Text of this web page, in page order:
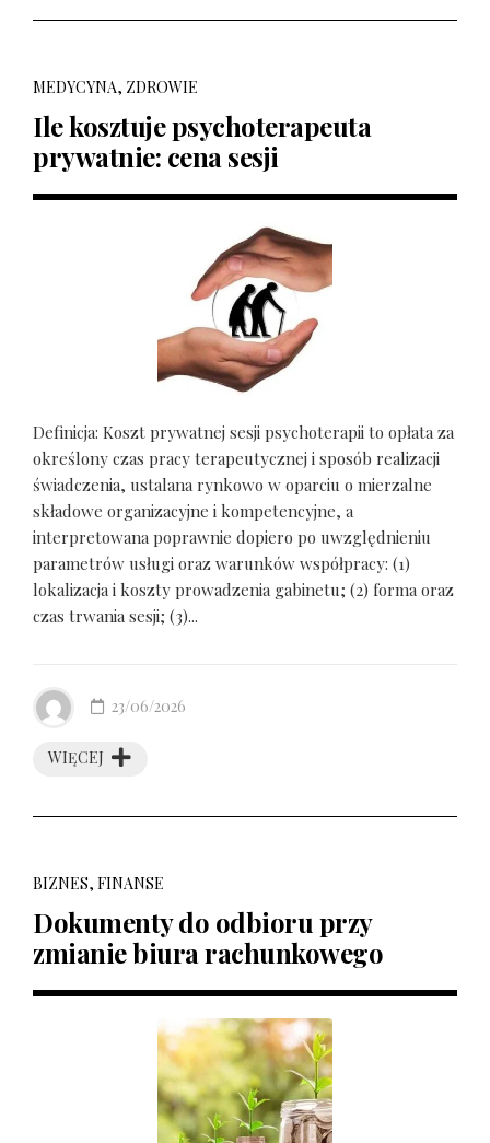
MEDYCYNA, ZDROWIE
Ile kosztuje psychoterapeuta
prywatnie: cena sesji
Definicja: Koszt prywatnej sesji psychoterapii to opłata za
określony czas pracy terapeutycznej i sposób realizacji
świadczenia, ustalana rynkowo w oparciu o mierzalne
składowe organizacyjne i kompetencyjne, a
interpretowana poprawnie dopiero po uwzględnieniu
parametrów usługi oraz warunków współpracy: (1)
lokalizacja i koszty prowadzenia gabinetu; (2) forma oraz
czas trwania sesji; (3)...
WIĘCEJ
23/06/2026
BIZNES, FINANSE
Dokumenty do odbioru przy
zmianie biura rachunkowego